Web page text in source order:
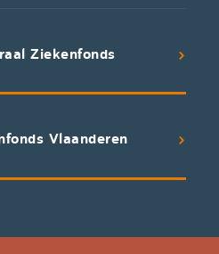
Ziekenfonds
Vlaanderen